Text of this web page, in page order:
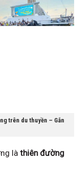
trên du thuyền – Gắn
là thiên đường